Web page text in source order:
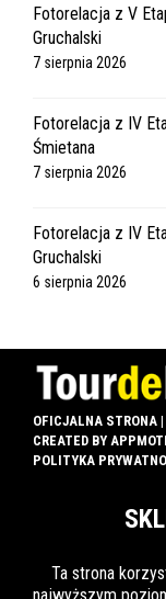
Fotorelacja z V
Gruchalski
7 sierpnia 2026
Fotorelacja z IV
Śmietana
7 sierpnia 2026
Fotorelacja z IV
Gruchalski
6 sierpnia 2026
OFICJALNA STRONA
CREATED BY
POLITYKA
Ta strona